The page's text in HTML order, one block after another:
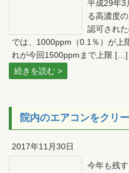
平成29年3
る高濃度
認可され
では、1000ppm（0.1％）が上
れが今回1500ppmまで上限 […]
続きを読む >
院内のエアコンをクリ
2017年11月30日
今年も残